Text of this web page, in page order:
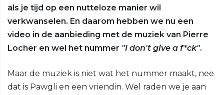
als je tijd op een nutteloze manier wil
verkwanselen. En daarom hebben we nu een
video in de aanbieding met de muziek van Pierre
Locher en wel het nummer "I don't give a f*ck".
Maar de muziek is niet wat het nummer maakt, nee
dat is Pawgli en een vriendin. Wel raden we je aan